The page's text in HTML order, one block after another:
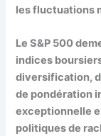
les fluctuations
Le S&P 500
indices
diversification,
de pondération
exceptionnelle
politiques de